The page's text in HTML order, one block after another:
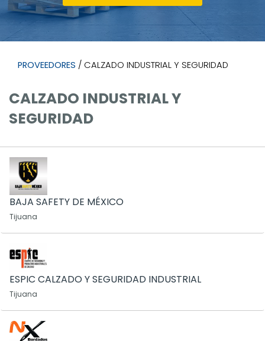
PROVEEDORES / CALZADO INDUSTRIAL Y SEGURIDAD
CALZADO INDUSTRIAL Y
SEGURIDAD
BAJA SAFETY DE MÉXICO
Tijuana
ESPIC CALZADO Y SEGURIDAD INDUSTRIAL
Tijuana